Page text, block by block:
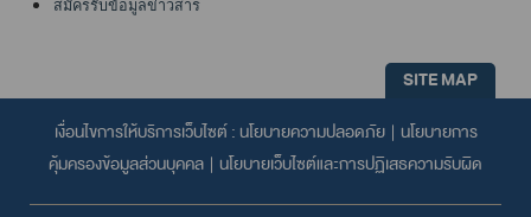
สมัครรับข้อมูลข่าวสาร
SITE MAP
เงื่อนไขการให้บริการเว็บไซต์ : นโยบายความปลอดภัย| นโยบายการ
คุ้มครองข้อมูลส่วนบุคคล | นโยบายเว็บไซต์และการปฏิเสธความรับผิด